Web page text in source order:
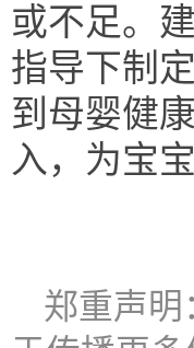
或不足。
指导下制
到母婴健
入，为宝
郑重声